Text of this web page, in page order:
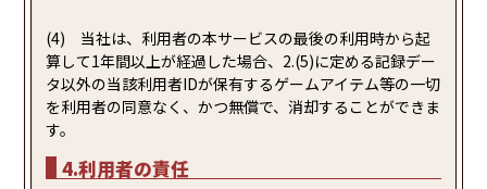
(4) 当社は、利用者の本サービスの最後の利用時から起
算して1年間以上が経過した場合、2.(5)に定める記録デー
タ以外の当該利用者IDが保有するゲームアイテム等の一切
を利用者の同意なく、かつ無償で、消却することができま
す。
4.利用者の責任